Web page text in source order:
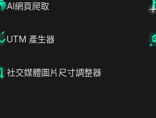
AI網頁爬取
UTM 產生器
社交媒體圖片尺寸調整器